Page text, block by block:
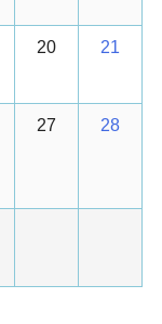
20 21
27 28